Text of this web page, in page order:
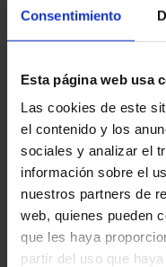
Consentimiento
Esta página web usa
Las cookies de este
el contenido y los
sociales y analizar el
información sobre el
nuestros partners de
web, quienes pueden
que les haya
partir del uso que
intelligenti.
Tutti i sistemi
automatismi che
sono conformi
Esperienza
Lavoriamo in
e edifici
ambienti